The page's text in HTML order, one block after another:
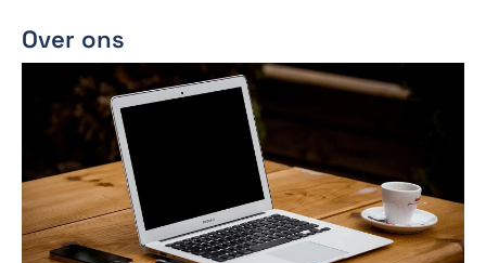
Over ons